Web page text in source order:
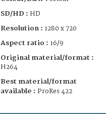
SD/HD : HD
Resolution : 1280 x 720
Aspect ratio : 16/9
Original material/format :
H264
Best material/format
available : ProRes 422